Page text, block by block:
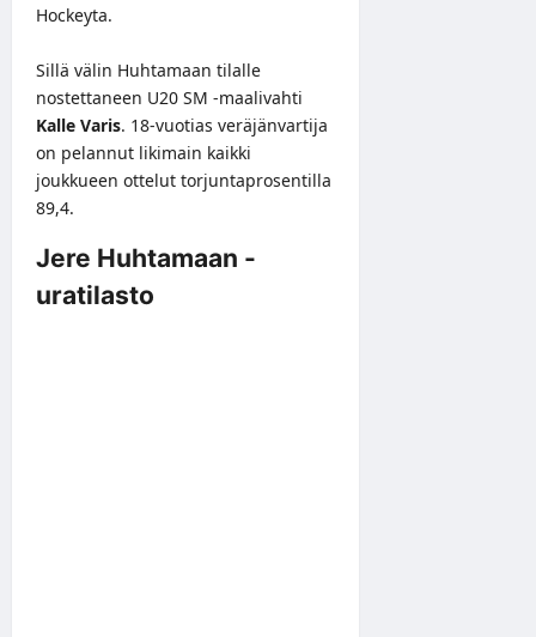
Hockeyta.
Sillä välin Huhtamaan tilalle
nostettaneen U20 SM -maalivahti
Kalle Varis. 18-vuotias veräjänvartija
on pelannut likimain kaikki
joukkueen ottelut torjuntaprosentilla
89,4.
Jere Huhtamaan -
uratilasto